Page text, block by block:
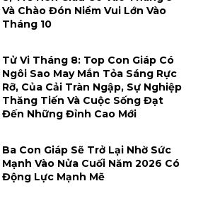
Và Chào Đón Niềm Vui Lớn Vào
Tháng 10
Tử Vi Tháng 8: Top Con Giáp Có
Ngôi Sao May Mắn Tỏa Sáng Rực
Rỡ, Của Cải Tràn Ngập, Sự Nghiệp
Thăng Tiến Và Cuộc Sống Đạt
Đến Những Đỉnh Cao Mới
Ba Con Giáp Sẽ Trở Lại Nhờ Sức
Mạnh Vào Nửa Cuối Năm 2026 Có
Động Lực Mạnh Mẽ